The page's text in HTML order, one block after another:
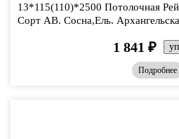
13*115(110)*2500 Потолочная
Сорт АВ. Сосна,Ель.
1 841 ₽
Подробнее